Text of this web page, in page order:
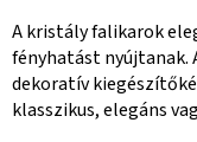
A kristály falikarok
fényhatást
dekoratív
klasszikus, elegáns